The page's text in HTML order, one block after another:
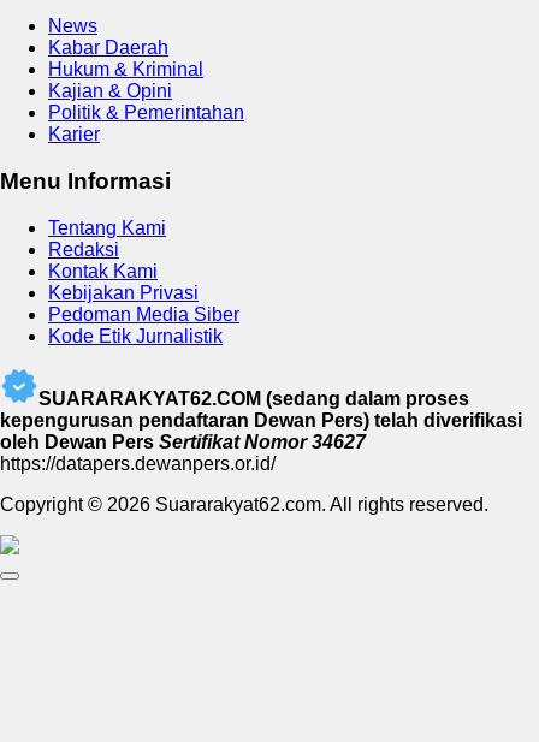
News
Kabar Daerah
Hukum & Kriminal
Kajian & Opini
Politik & Pemerintahan
Karier
Menu Informasi
Tentang Kami
Redaksi
Kontak Kami
Kebijakan Privasi
Pedoman Media Siber
Kode Etik Jurnalistik
SUARARAKYAT62.COM (sedang dalam proses
kepengurusan pendaftaran Dewan Pers) telah diverifikasi
oleh Dewan Pers Sertifikat Nomor 34627
https://datapers.dewanpers.or.id/
Copyright © 2026 Suararakyat62.com. All rights reserved.